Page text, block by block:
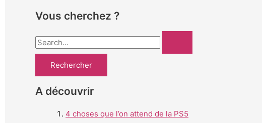
Vous cherchez ?
R
e
e
A découvrir
4 choses que l’on attend de la PS5